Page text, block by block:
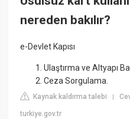
nereden bakılır?
e-Devlet Kapısı
Ulaştırma ve Altyapı
Ceza Sorgulama.
Kaynak kaldırma talebi |
turkiye.gov.tr